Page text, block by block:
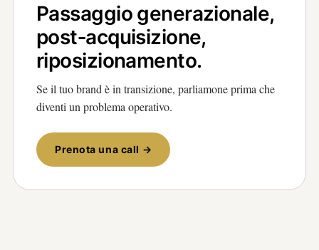
Passaggio generazionale,
post‑acquisizione,
riposizionamento.
Se il tuo brand è in transizione, parliamone prima che
diventi un problema operativo.
Prenota una call →